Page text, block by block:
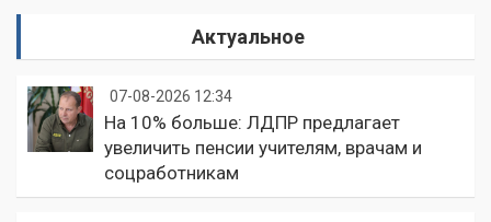
Актуальное
07-08-2026 12:34
На 10% больше: ЛДПР предлагает
увеличить пенсии учителям, врачам и
соцработникам